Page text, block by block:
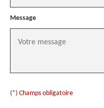
Message
(*) Champs obligatoire